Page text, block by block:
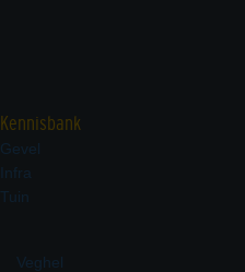
Kennisbank
Gevel
Infra
Tuin
Veghel